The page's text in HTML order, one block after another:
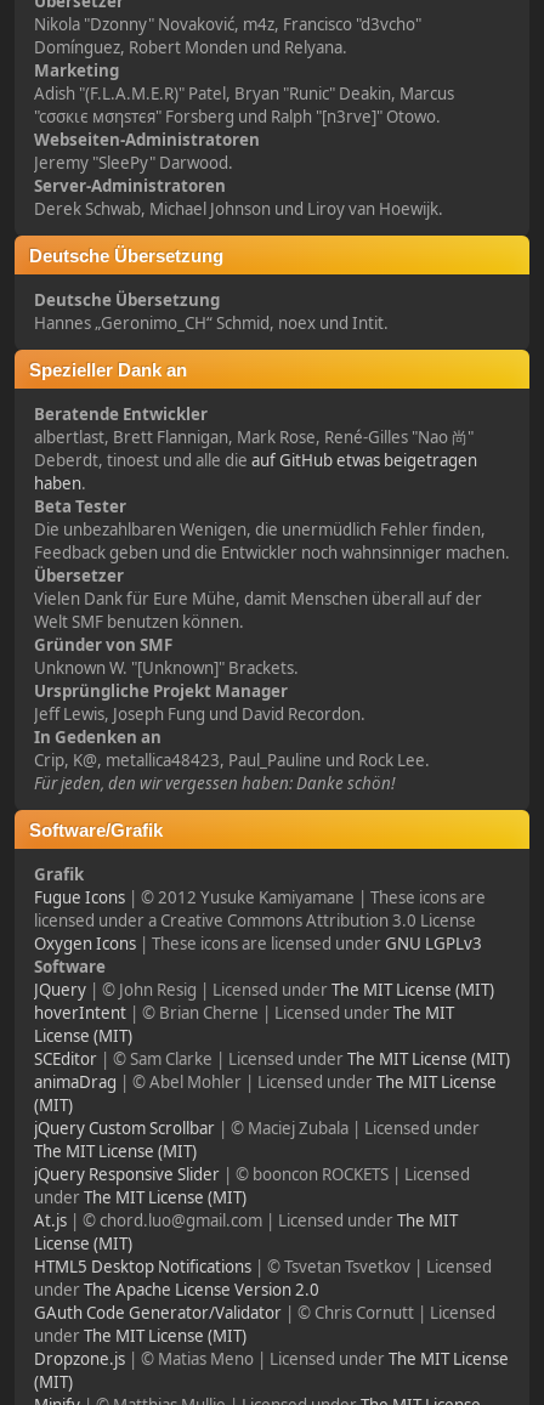
Nikola "Dzonny" Novaković, m4z, Francisco "d3vcho"
Domínguez, Robert Monden und Relyana.
Marketing
Adish "(F.L.A.M.E.R)" Patel, Bryan "Runic" Deakin, Marcus
"cσσкιє мσηѕтєя" Forsberg und Ralph "[n3rve]" Otowo.
Webseiten-Administratoren
Jeremy "SleePy" Darwood.
Server-Administratoren
Derek Schwab, Michael Johnson und Liroy van Hoewijk.
Deutsche Übersetzung
Deutsche Übersetzung
Hannes „Geronimo_CH“ Schmid, noex und Intit.
Spezieller Dank an
Beratende Entwickler
albertlast, Brett Flannigan, Mark Rose, René-Gilles "Nao 尚"
Deberdt, tinoest und alle die auf GitHub etwas beigetragen
haben.
Beta Tester
Die unbezahlbaren Wenigen, die unermüdlich Fehler finden,
Feedback geben und die Entwickler noch wahnsinniger machen.
Übersetzer
Vielen Dank für Eure Mühe, damit Menschen überall auf der
Welt SMF benutzen können.
Gründer von SMF
Unknown W. "[Unknown]" Brackets.
Ursprüngliche Projekt Manager
Jeff Lewis, Joseph Fung und David Recordon.
In Gedenken an
Crip, K@, metallica48423, Paul_Pauline und Rock Lee.
Für jeden, den wir vergessen haben: Danke schön!
Software/Grafik
Grafik
Fugue Icons | © 2012 Yusuke Kamiyamane | These icons are
licensed under a Creative Commons Attribution 3.0 License
Oxygen Icons | These icons are licensed underGNU LGPLv3
Software
JQuery | © John Resig | Licensed underThe MIT License (MIT)
hoverIntent | © Brian Cherne | Licensed underThe MIT
License (MIT)
SCEditor | © Sam Clarke | Licensed underThe MIT License (MIT)
animaDrag | © Abel Mohler | Licensed underThe MIT License
(MIT)
jQuery Custom Scrollbar | © Maciej Zubala | Licensed under
The MIT License (MIT)
jQuery Responsive Slider | © booncon ROCKETS | Licensed
underThe MIT License (MIT)
At.js | © chord.luo@gmail.com | Licensed underThe MIT
License (MIT)
HTML5 Desktop Notifications | © Tsvetan Tsvetkov | Licensed
underThe Apache License Version 2.0
GAuth Code Generator/Validator | © Chris Cornutt | Licensed
underThe MIT License (MIT)
Dropzone.js | © Matias Meno | Licensed underThe MIT License
(MIT)